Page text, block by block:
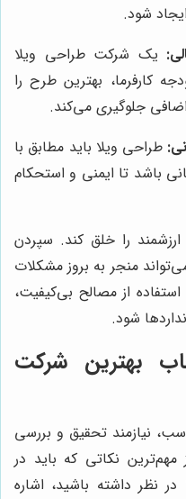
شود.
یک شرکت طراحی ویلا
کارفرما، بهترین طرح را
جلوگیری می‌کند.
طراحی ویلا باید مطابق با
باشد تا ایمنی و استحکام
ارزشمند را خلق کند. سپردن
منجر به بروز مشکلات
از مصالح بی‌کیفیت،
شود.
بهترین شرکت
نیازمند تحقیق و بررسی
نکاتی که باید در
نظر داشته باشید، اشاره